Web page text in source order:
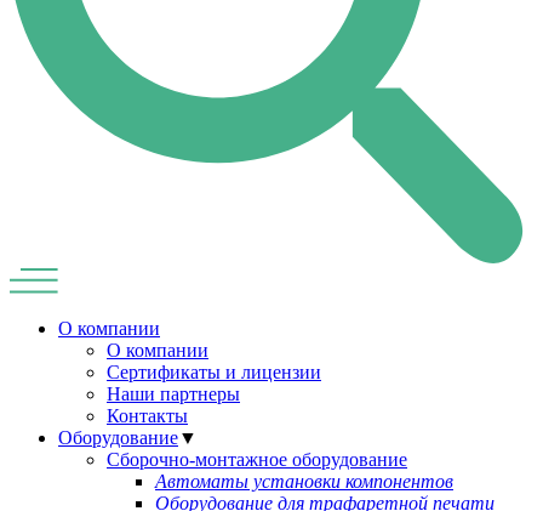
О компании
О компании
Сертификаты и лицензии
Наши партнеры
Контакты
Оборудование▼
Сборочно-монтажное оборудование
Автоматы установки компонентов
Оборудование для трафаретной печати